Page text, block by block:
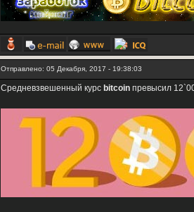
Отправлено: 05 Декабря, 2017 - 19:38:03
Средневзвешенный курс bitcoin превысил